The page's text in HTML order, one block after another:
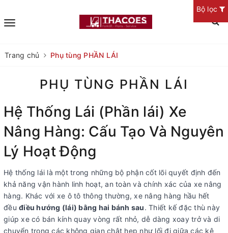
Trang chủ Phụ tùng PHẦN LÁI
PHỤ TÙNG PHẦN LÁI
Hệ Thống Lái (Phần lái) Xe
Nâng Hàng: Cấu Tạo Và Nguyên
Lý Hoạt Động
Hệ thống lái là một trong những bộ phận cốt lõi quyết định đến
khả năng vận hành linh hoạt, an toàn và chính xác của xe nâng
hàng. Khác với xe ô tô thông thường, xe nâng hàng hầu hết
đều điều hướng (lái) bằng hai bánh sau. Thiết kế đặc thù này
giúp xe có bán kính quay vòng rất nhỏ, dễ dàng xoay trở và di
chuyển trong các không gian chật hẹp như lối đi giữa các kệ
Bộ lọc